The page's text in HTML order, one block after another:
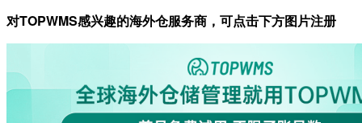
对TOPWMS感兴趣的海外仓服务商，可点击下方图片注册